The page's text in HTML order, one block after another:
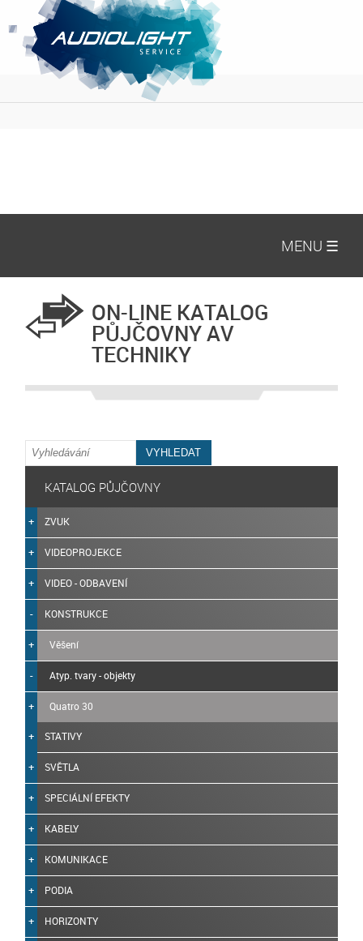
MENU ☰
ON-LINE KATALOG
PŮJČOVNY AV
TECHNIKY
KATALOG PŮJČOVNY
ZVUK
VIDEOPROJEKCE
VIDEO - ODBAVENÍ
KONSTRUKCE
Věšení
Atyp. tvary - objekty
Quatro 30
STATIVY
SVĚTLA
SPECIÁLNÍ EFEKTY
KABELY
KOMUNIKACE
PODIA
HORIZONTY